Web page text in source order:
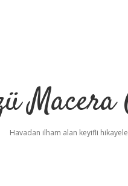
Havadan ilham alan keyifli